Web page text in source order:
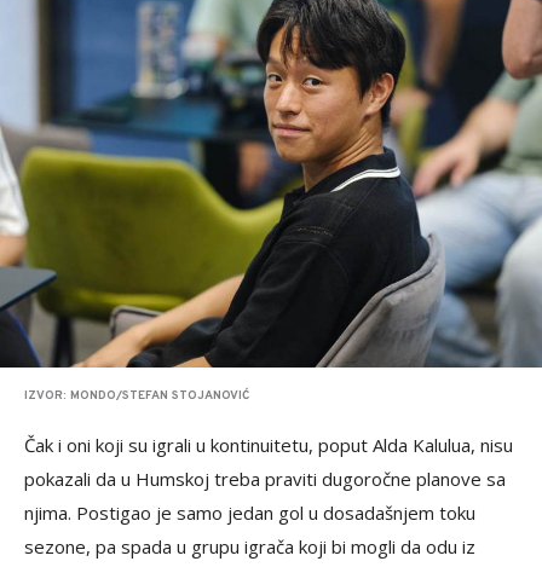
IZVOR: MONDO/STEFAN STOJANOVIĆ
Čak i oni koji su igrali u kontinuitetu, poput Alda Kalulua, nisu
pokazali da u Humskoj treba praviti dugoročne planove sa
njima. Postigao je samo jedan gol u dosadašnjem toku
sezone, pa spada u grupu igrača koji bi mogli da odu iz